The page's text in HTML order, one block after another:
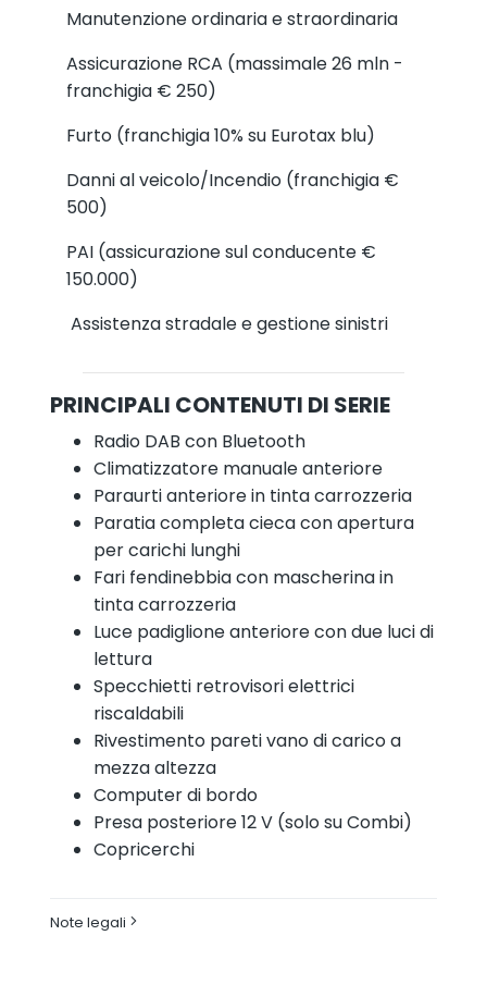
Manutenzione ordinaria e straordinaria
Assicurazione RCA (massimale 26 mln -
franchigia € 250)
Furto (franchigia 10% su Eurotax blu)
Danni al veicolo/Incendio (franchigia €
500)
PAI (assicurazione sul conducente €
150.000)
Assistenza stradale e gestione sinistri
PRINCIPALI CONTENUTI DI SERIE
Radio DAB con Bluetooth
Climatizzatore manuale anteriore
Paraurti anteriore in tinta carrozzeria
Paratia completa cieca con apertura
per carichi lunghi
Fari fendinebbia con mascherina in
tinta carrozzeria
Luce padiglione anteriore con due luci di
lettura
Specchietti retrovisori elettrici
riscaldabili
Rivestimento pareti vano di carico a
mezza altezza
Computer di bordo
Presa posteriore 12 V (solo su Combi)
Copricerchi
Note legali